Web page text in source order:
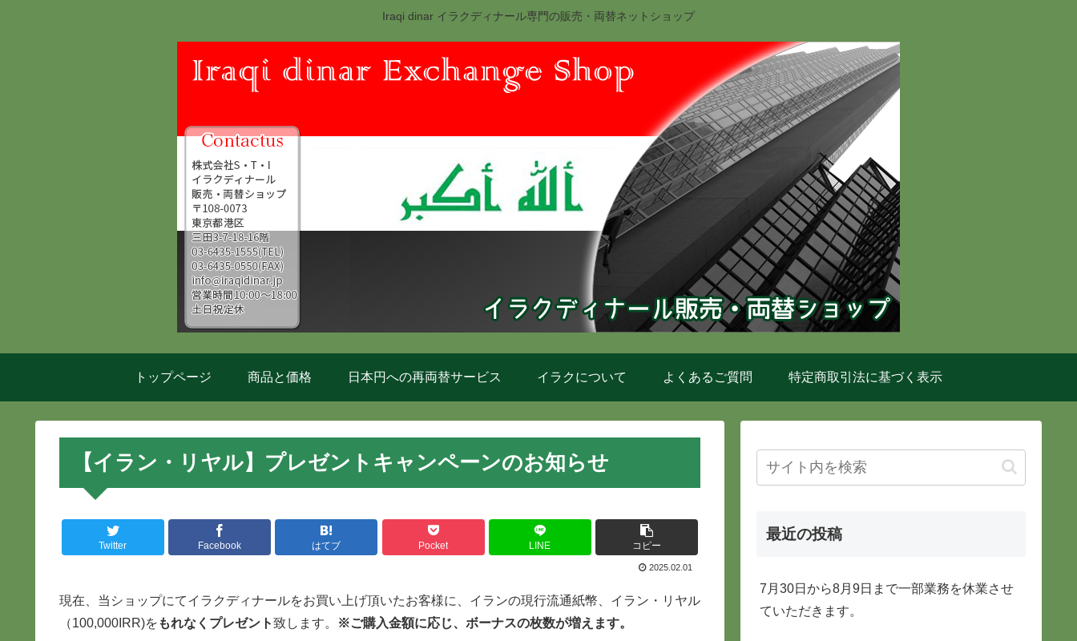
Iraqi dinar イラクディナール専門の販売・両替ネットショップ
トップページ 商品と価格 日本円への再両替サービス イラクについて よくあるご質問 特定商取引法に基づく表示
【イラン・リヤル】プレゼントキャンペーンのお知らせ
Twitter Facebook はてブ Pocket LINE コピー
2025.02.01
現在、当ショップにてイラクディナールをお買い上げ頂いたお客様に、イランの現行流通紙幣、イラン・リヤル
（100,000IRR)を もれなくプレゼント致します。 ※ご購入金額に応じ、ボーナスの枚数が増えます。
最近の投稿
7月30日から8月9日まで一部業務を休業させ
ていただきます。